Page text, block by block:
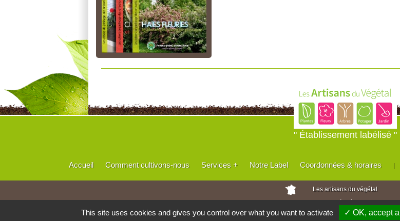
" Établissement labélisé "
Accueil Comment cultivons-nous Services + Notre Label Coordonnées & horaires |
Les artisans du végétal
Horticulteurs et pépinièristes de France
WEBEnseignes
This site uses cookies and gives you control over what you want to activate ✓ OK, accept all